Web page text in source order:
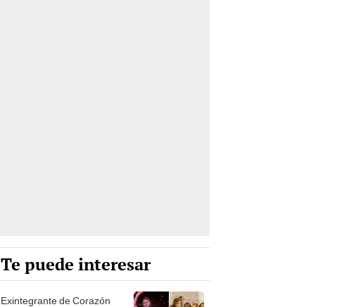
Te puede interesar
Exintegrante de Corazón